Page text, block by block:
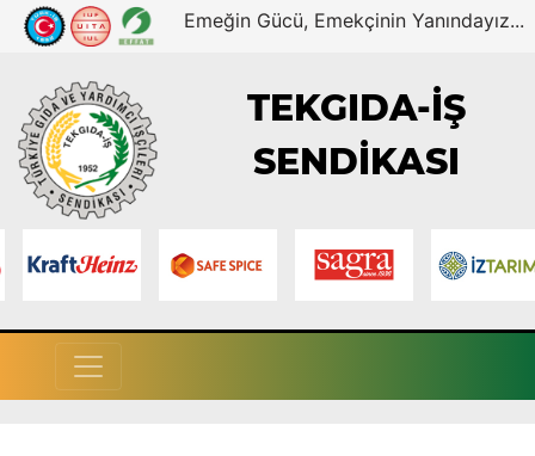
Emeğin Gücü, Emekçinin Yanındayız...
TEKGIDA-İŞ
SENDİKASI